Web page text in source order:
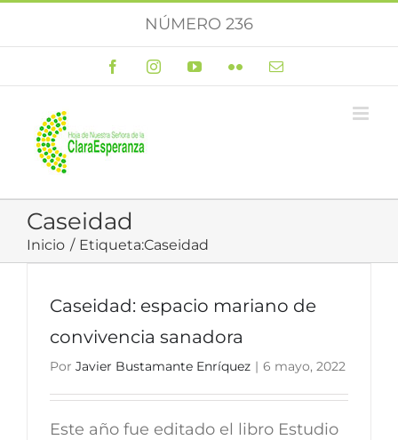
NÚMERO 236
FacebookInstagramYouTubeFlickr Correo
Caseidad
Inicio Etiqueta:Caseidad
Caseidad: espacio mariano de
convivencia sanadora
Por Javier Bustamante Enríquez | 6 mayo, 2022
Este año fue editado el libro Estudio